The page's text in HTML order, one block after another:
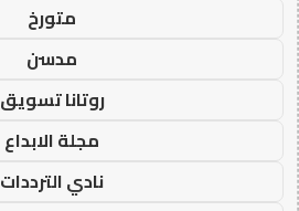
متورخ
مدسن
روتانا تسويق
مجلة الابداع
نادي الترددات